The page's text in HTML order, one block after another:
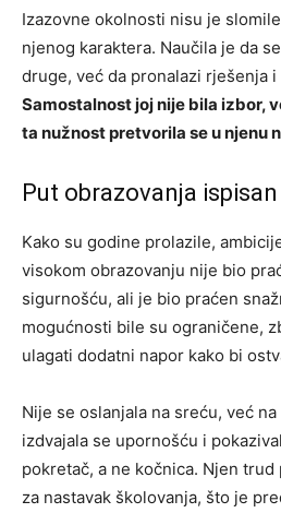
Izazovne okolnosti nisu je
njenog karaktera. Naučila je da
druge, već da pronalazi rješenja
Samostalnost joj nije bila izbor,
ta nužnost pretvorila se u njenu
Put obrazovanja
Kako su godine prolazile,
visokom obrazovanju nije bio
sigurnošću, ali je bio praćen
mogućnosti bile su ograničene,
ulagati dodatni napor kako bi
Nije se oslanjala na sreću, već
izdvajala se upornošću i
pokretač, a ne kočnica. Njen
za nastavak školovanja, što je